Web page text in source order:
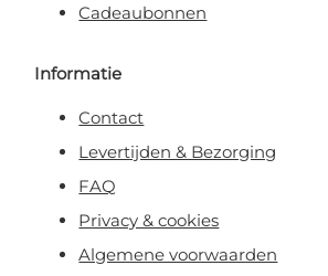
Cadeaubonnen
Informatie
Contact
Levertijden & Bezorging
FAQ
Privacy & cookies
Algemene voorwaarden